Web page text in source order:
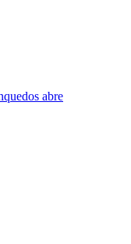
abre